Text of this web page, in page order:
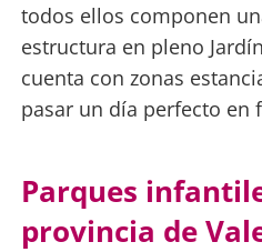
todos ellos componen
estructura en pleno
cuenta con zonas
pasar un día perfecto en
Parques
provincia de